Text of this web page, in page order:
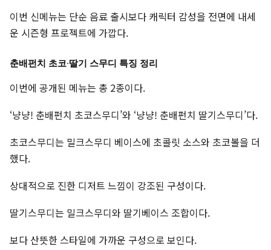
이번 신메뉴는 단순 음료 출시보다 캐릭터 감성을 전면에 내세
운 시즌형 프로젝트에 가깝다.
춘배펀치 초코·딸기 스무디 특징 정리
이번에 공개된 메뉴는 총 2종이다.
‘냥냥! 춘배펀치 초코스무디’와 ‘냥냥! 춘배펀치 딸기스무디’다.
초코스무디는 밀크스무디 베이스에 초콜릿 소스와 초코볼을 더
했다.
상대적으로 진한 디저트 느낌이 강조된 구성이다.
딸기스무디는 밀크스무디와 딸기베이스 조합이다.
보다 산뜻한 스타일에 가까운 구성으로 보인다.